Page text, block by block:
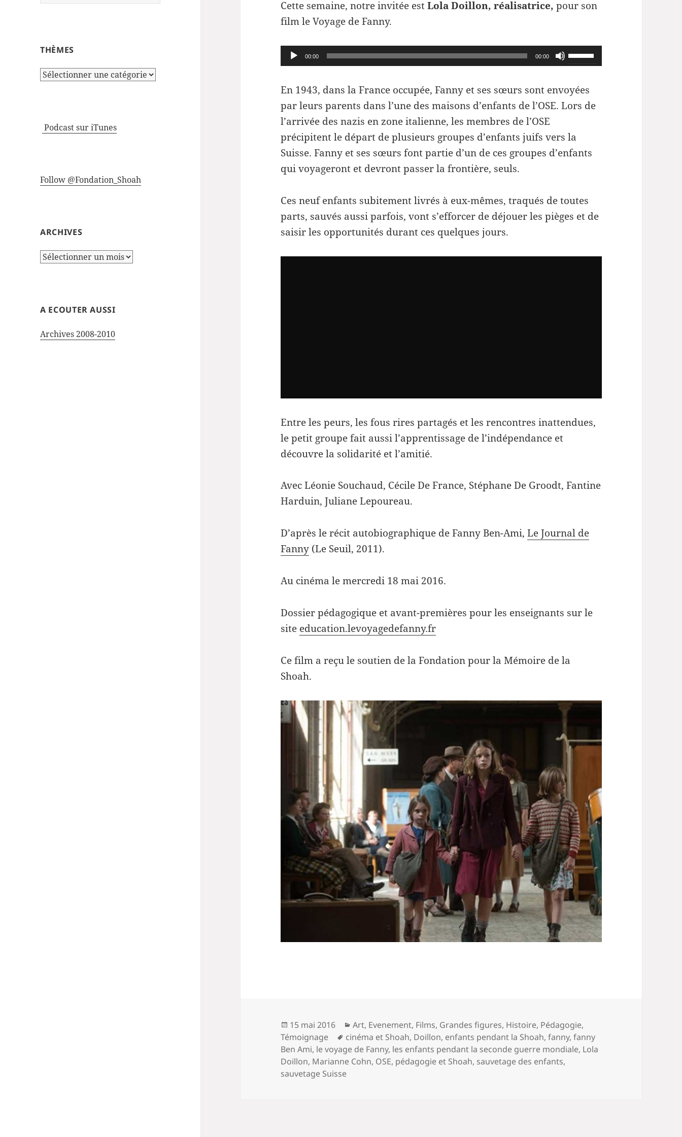
THÈMES
Thèmes
Podcast sur iTunes
Follow @Fondation_Shoah
ARCHIVES
Archives
A ECOUTER AUSSI
Archives 2008-2010
Cette semaine, notre invitée estLola Doillon, réalisatrice, pour son
film le Voyage de Fanny.
Lecteur
audio
00:00 00:00
Utilisez
les
flèches
haut/bas
augmenter
ou
En 1943, dans la France occupée, Fanny et ses sœurs sont envoyées
par leurs parents dans l’une des maisons d’enfants de l’OSE. Lors de
l’arrivée des nazis en zone italienne, les membres de l’OSE
précipitent le départ de plusieurs groupes d’enfants juifs vers la
Suisse. Fanny et ses sœurs font partie d’un de ces groupes d’enfants
qui voyageront et devront passer la frontière, seuls.
Ces neuf enfants subitement livrés à eux-mêmes, traqués de toutes
parts, sauvés aussi parfois, vont s’efforcer de déjouer les pièges et de
saisir les opportunités durant ces quelques jours.
Entre les peurs, les fous rires partagés et les rencontres inattendues,
le petit groupe fait aussi l’apprentissage de l’indépendance et
découvre la solidarité et l’amitié.
Avec Léonie Souchaud, Cécile De France, Stéphane De Groodt, Fantine
Harduin, Juliane Lepoureau.
D’après le récit autobiographique de Fanny Ben-Ami,Le Journal de
Fanny (Le Seuil, 2011).
Au cinéma le mercredi 18 mai 2016.
Dossier pédagogique et avant-premières pour les enseignants sur le
site education.levoyagedefanny.fr
Ce film a reçu le soutien de la Fondation pour la Mémoire de la
Shoah.
Publié
le
15 mai 2016 Catégories
Art, Evenement, Films, Grandes figures, Histoire, Pédagogie,
Témoignage
Mots-
clés
cinéma et Shoah, Doillon, enfants pendant la Shoah,fanny,fanny
Ben Ami, le voyage de Fanny, les enfants pendant la seconde guerre mondiale, Lola
Doillon, Marianne Cohn, OSE, pédagogie et Shoah, sauvetage des enfants,
sauvetage Suisse